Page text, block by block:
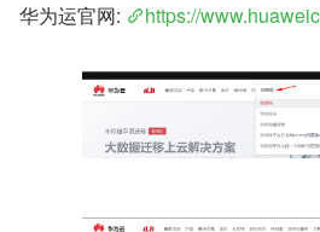
华为运官网: https://